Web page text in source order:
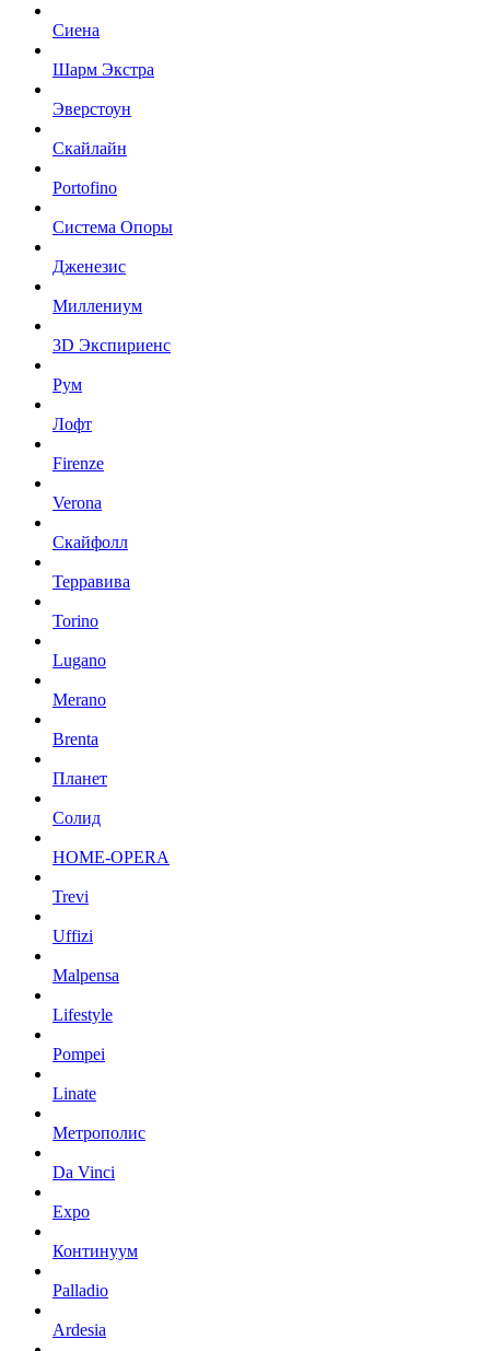
Сиена
Шарм Экстра
Эверстоун
Скайлайн
Portofino
Система Опоры
Дженезис
Миллениум
3D Экспириенс
Рум
Лофт
Firenze
Verona
Скайфолл
Терравива
Torino
Lugano
Merano
Brenta
Планет
Солид
HOME-OPERA
Trevi
Uffizi
Malpensa
Lifestyle
Pompei
Linate
Метрополис
Da Vinci
Expo
Континуум
Palladio
Ardesia